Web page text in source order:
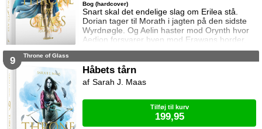
Snart skal det endelige slag om Erilea stå.
Dorian tager til Morath i jagten på den sidste
Wyrdnøgle. Og Aelin haster mod Orynth hvor
Aedion forsvarer byen mod Erawans horder.
Heldigvis er han ikke alene. Men kan deres
mod Erawans rædsler?
Bog (hardcover)
9 Throne of Glass
Håbets tårn
Sarah J. Maas
Tilføj til kurv
199,95